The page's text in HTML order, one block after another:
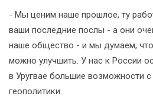
- Мы ценим наше прошлое, ту
ваши последние послы - а они
наше общество - и мы думаем,
можно улучшить. У нас к России
в Уругвае большие возможности с
геополитики.